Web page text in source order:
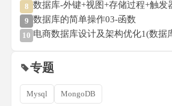
8 数据库-外键+视图+存储过程+触发
9 数据库的简单操作03-函数
10 电商数据库设计及架构优化1(数据
专题
Mysql MongoDB